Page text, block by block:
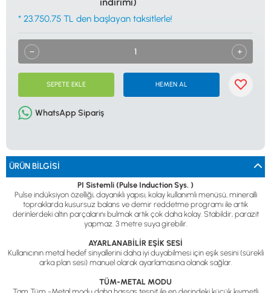
0533 206 6086 0212 222 12 61
© 2024 Tevafuk Elektronik LTD. ŞTİ.
Türkiye distribitörü olan Tevafuk Elektronik LTD. ŞTİ. resmi satış kanalıdır.
* 23.750,75 TL den başlayan taksitlerle!
SEPETE EKLE HEMEN AL
WhatsApp Sipariş
ÜRÜN BILGISI
PI Sistemli (Pulse Induction Sys. )
Pulse indüksiyon özelliği, dayanıklı yapısı, kolay kullanımlı menüsü, mineralli
topraklarda kusursuz balans ve demir reddetme programı ile artık
derinlerdeki altın parçalarını bulmak artık çok daha kolay. Stabildir, parazit
yapmaz. 3 metre suya girebilir.
AYARLANABİLİR EŞİK SESİ
Kullanıcının metal hedef sinyallerini daha iyi duyabilmesi için eşik sesini (sürekli
arka plan sesi) manuel olarak ayarlamasına olanak sağlar.
TÜM-METAL MODU